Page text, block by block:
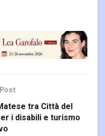
tra Città del
i disabili e turismo